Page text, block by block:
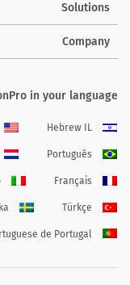
Solutions
Company
in your language
Hebrew IL
Português
Français
Türkçe
de Portugal